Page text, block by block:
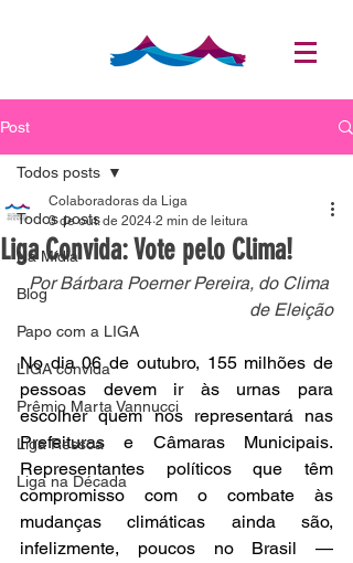
Post
Todos posts
Na Mídia
Blog
Papo com a LIGA
LIGA convida
Prêmio Marta Vannucci
Liga Ressoa
Liga na Década
Todos posts
Liga Convida: Vote pelo Clima!
Colaboradoras da Liga
3 de out. de 2024 2 min de leitura
Por Bárbara Poerner Pereira, do Clima
de Eleição
No dia 06 de outubro, 155 milhões de
pessoas devem ir às urnas para
escolher quem nos representará nas
Prefeituras e Câmaras Municipais.
Representantes políticos que têm
compromisso com o combate às
mudanças climáticas ainda são,
infelizmente, poucos no Brasil —